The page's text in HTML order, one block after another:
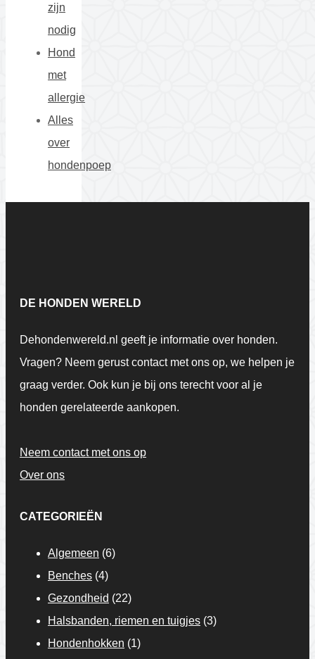
zijn
nodig
Hond
met
allergie
Alles
over
hondenpoep
DE HONDEN WERELD
Dehondenwereld.nl geeft je informatie over honden.
Vragen? Neem gerust contact met ons op, we helpen je
graag verder. Ook kun je bij ons terecht voor al je
honden gerelateerde aankopen.
Neem contact met ons op
Over ons
CATEGORIEËN
Algemeen (6)
Benches (4)
Gezondheid (22)
Halsbanden, riemen en tuigjes (3)
Hondenhokken (1)